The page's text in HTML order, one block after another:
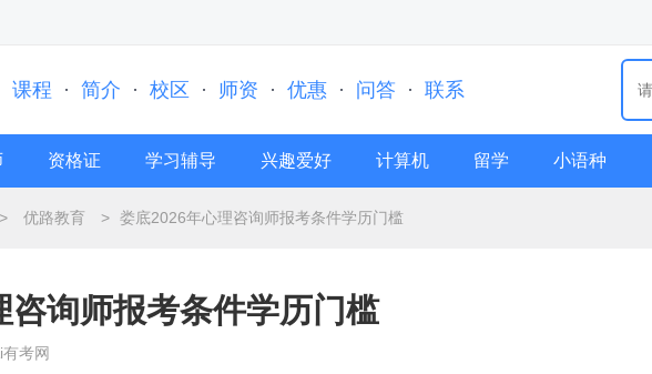
课程 · 简介 · 校区 · 师资 · 优惠 · 问答 · 联系
资格证 学习辅导 兴趣爱好 计算机 留学 小语种
> 优路教育 > 娄底2026年心理咨询师报考条件学历门槛
咨询师报考条件学历门槛
考网